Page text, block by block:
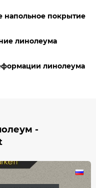
напольное покрытие
линолеума
линолеума
-